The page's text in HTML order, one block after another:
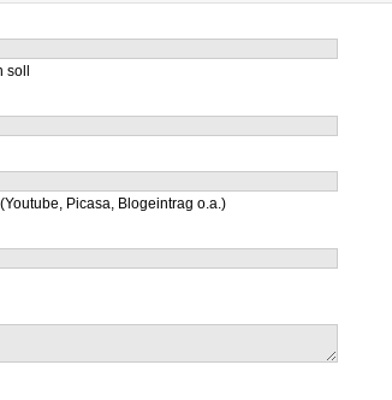
Picasa, Blogeintrag o.a.)